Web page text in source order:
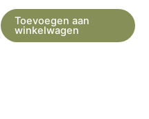
Toevoegen aan
winkelwagen